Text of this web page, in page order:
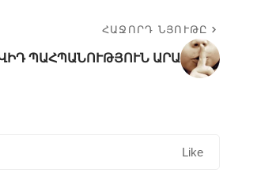
ՀԱՋՈՐԴ ՆՅՈՒԹԸ
ՊԱՀՊԱՆՈՒԹՅՈՒՆ ԱՐԱ
Like